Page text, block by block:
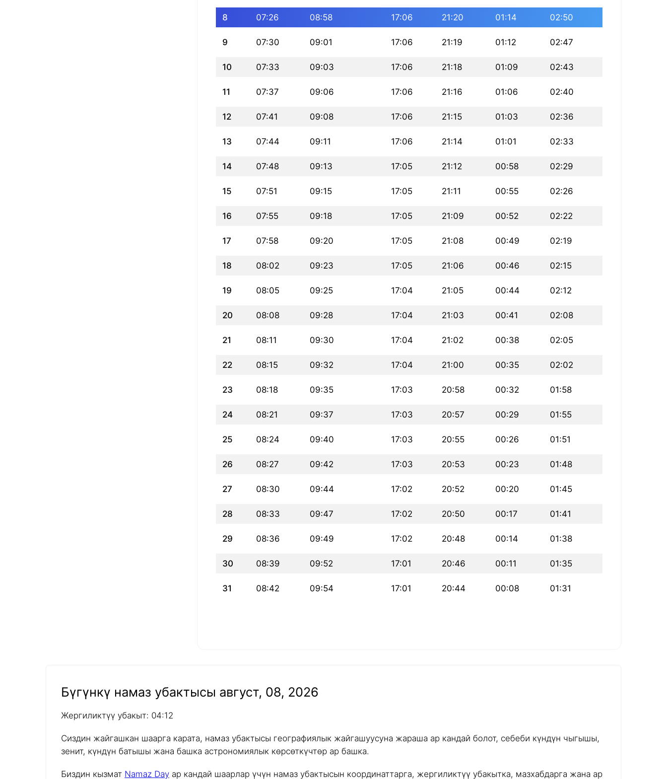
8 07:26 08:58 17:06 21:20 01:14 02:50
9 07:30 09:01 17:06 21:19 01:12 02:47
10 07:33 09:03 17:06 21:18 01:09 02:43
11 07:37 09:06 17:06 21:16 01:06 02:40
12 07:41 09:08 17:06 21:15 01:03 02:36
13 07:44 09:11 17:06 21:14 01:01 02:33
14 07:48 09:13 17:05 21:12 00:58 02:29
15 07:51 09:15 17:05 21:11 00:55 02:26
16 07:55 09:18 17:05 21:09 00:52 02:22
17 07:58 09:20 17:05 21:08 00:49 02:19
18 08:02 09:23 17:05 21:06 00:46 02:15
19 08:05 09:25 17:04 21:05 00:44 02:12
20 08:08 09:28 17:04 21:03 00:41 02:08
21 08:11 09:30 17:04 21:02 00:38 02:05
22 08:15 09:32 17:04 21:00 00:35 02:02
23 08:18 09:35 17:03 20:58 00:32 01:58
24 08:21 09:37 17:03 20:57 00:29 01:55
25 08:24 09:40 17:03 20:55 00:26 01:51
26 08:27 09:42 17:03 20:53 00:23 01:48
27 08:30 09:44 17:02 20:52 00:20 01:45
28 08:33 09:47 17:02 20:50 00:17 01:41
29 08:36 09:49 17:02 20:48 00:14 01:38
30 08:39 09:52 17:01 20:46 00:11 01:35
31 08:42 09:54 17:01 20:44 00:08 01:31
Бүгүнкү намаз убактысы август, 08, 2026
Жергиликтүү убакыт: 04:12
Сиздин жайгашкан шаарга карата, намаз убактысы географиялык жайгашуусуна жараша ар кандай болот, себеби күндүн чыгышы,
зенит, күндүн батышы жана башка астрономиялык көрсөткүчтөр ар башка.
Биздин кызмат Namaz Day ар кандай шаарлар үчүн намаз убактысын координаттарга, жергиликтүү убакытка, мазхабдарга жана ар